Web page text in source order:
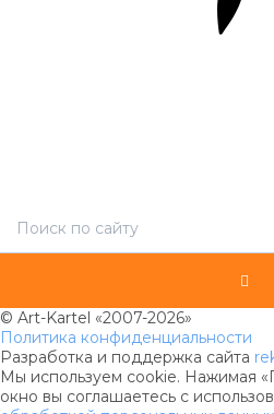
© Art-Kartel «2007-2026»
Политика конфиденциальности
Разработка и поддержка сайта
Мы используем cookie. Нажимая
окно вы соглашаетесь с